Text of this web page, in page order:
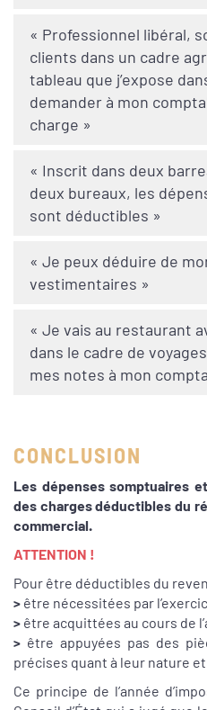
« Professionnel libéral,
clients dans un cadre
tableau que j’expose
demander à mon
charge »
« Inscrit dans deux
deux bureaux, les
sont déductibles »
« Je peux déduire de
vestimentaires »
« Je vais au restaurant
dans le cadre de
mes notes à mon
CONCLUSION
Les dépenses somptuaires
des charges déductibles du
commercial.
ATTENTION !
Pour être déductibles du
> être nécessitées par
> être acquittées au cours de
> être appuyées pas des
précises quant à leur nature
Ce principe de l’année